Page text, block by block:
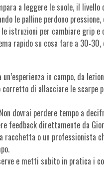
a leggere le suole, il
le palline perdono
le istruzioni per cambiare grip
rapido su cosa fare a
in campo, da
di allacciare le
dovrai perdere tempo a
feedback direttamente da
o un
e metti subito in pratica i